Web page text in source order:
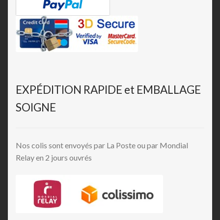
EXPÉDITION RAPIDE et EMBALLAGE
SOIGNE
Nos colis sont envoyés par La Poste ou par Mondial
Relay en 2 jours ouvrés